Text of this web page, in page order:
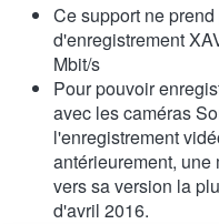
Ce support ne
d'enregistrement
Mbit/s
Pour pouvoir
avec les caméras
l'enregistrement
antérieurement,
vers sa version la
d'avril 2016.